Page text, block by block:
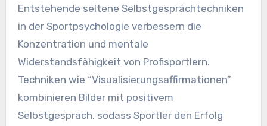
Entstehende seltene Selbstgesprächtechniken
in der Sportpsychologie verbessern die
Konzentration und mentale
Widerstandsfähigkeit von Profisportlern.
Techniken wie “Visualisierungsaffirmationen”
kombinieren Bilder mit positivem
Selbstgespräch, sodass Sportler den Erfolg